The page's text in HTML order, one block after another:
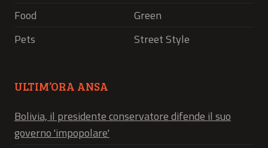
Food
Green
Pets
Street Style
ULTIM’ORA ANSA
Bolivia, il presidente conservatore difende il suo
governo 'impopolare'